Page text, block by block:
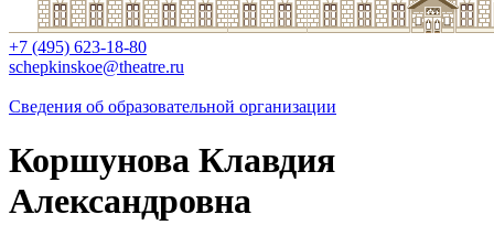
+7 (495) 623-18-80
schepkinskoe@theatre.ru
Сведения об образовательной организации
Коршунова Клавдия
Александровна